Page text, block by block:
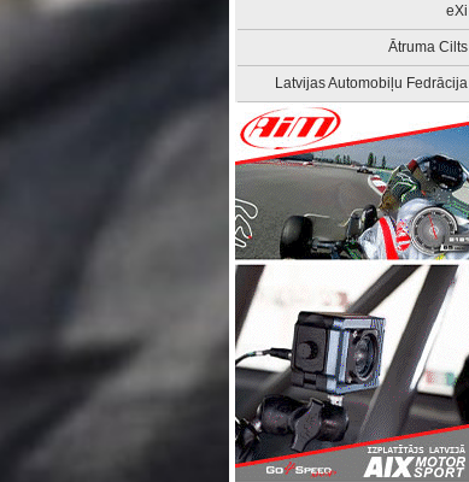
eXi
Ātruma Cilts
Latvijas Automobiļu Fedrācija